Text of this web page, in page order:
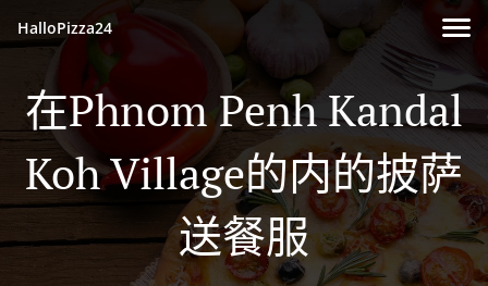
HalloPizza24
在Phnom Penh Kandal
Koh Village的内的披萨
送餐服